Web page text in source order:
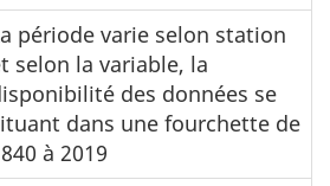
période varie selon station
selon la variable, la
des données se
dans une fourchette de
à 2019